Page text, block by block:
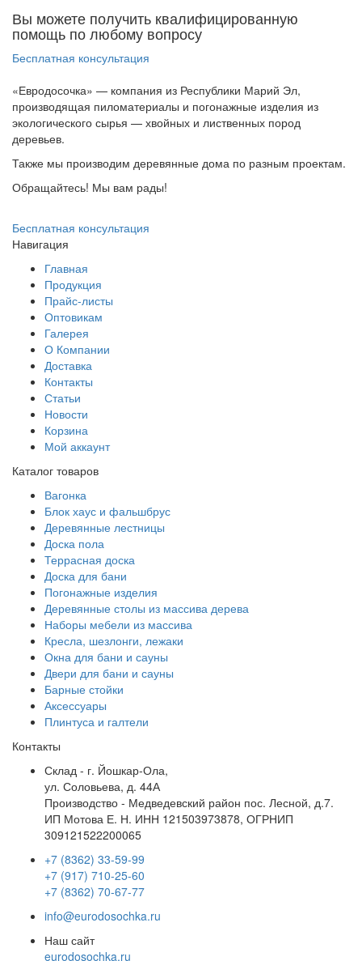
Вы можете получить квалифицированную
помощь по любому вопросу
Бесплатная консультация
«Евродосочка» — компания из Республики Марий Эл,
производящая пиломатериалы и погонажные изделия из
экологического сырья — хвойных и лиственных пород
деревьев.
Также мы производим деревянные дома по разным проектам.
Обращайтесь! Мы вам рады!
Бесплатная консультация
Навигация
Главная
Продукция
Прайс-листы
Оптовикам
Галерея
О Компании
Доставка
Контакты
Статьи
Новости
Корзина
Мой аккаунт
Каталог товаров
Вагонка
Блок хаус и фальшбрус
Деревянные лестницы
Доска пола
Террасная доска
Доска для бани
Погонажные изделия
Деревянные столы из массива дерева
Наборы мебели из массива
Кресла, шезлонги, лежаки
Окна для бани и сауны
Двери для бани и сауны
Барные стойки
Аксессуары
Плинтуса и галтели
Контакты
Склад - г. Йошкар-Ола,
ул. Соловьева, д. 44А
Производство - Медведевский район пос. Лесной, д.7.
ИП Мотова Е. Н. ИНН 121503973878, ОГРНИП
309121522200065
+7 (8362) 33-59-99
+7 (917) 710-25-60
+7 (8362) 70-67-77
info@eurodosochka.ru
Наш сайт
eurodosochka.ru